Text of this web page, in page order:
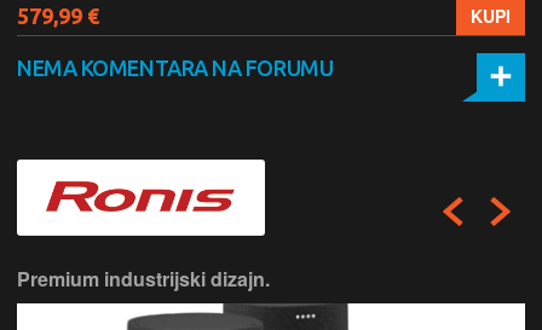
579,99 € KUPI
NEMA KOMENTARA NA FORUMU
Premium industrijski dizajn.